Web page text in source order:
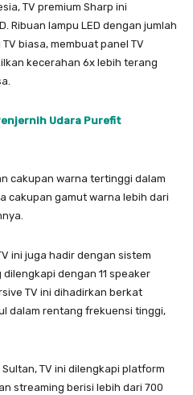
TV premium Sharp ini
Ribuan lampu LED dengan jumlah
biasa, membuat panel TV
kecerahan 6x lebih terang
Udara Purefit
cakupan warna tertinggi dalam
cakupan gamut warna lebih dari
ini juga hadir dengan sistem
dengan 11 speaker
TV ini dihadirkan berkat
dalam rentang frekuensi tinggi,
TV ini dilengkapi platform
streaming berisi lebih dari 700